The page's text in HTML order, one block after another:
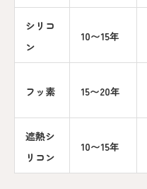
シリコ
ン
10〜15年
フッ素 15〜20年
遮熱シ
リコン
10〜15年